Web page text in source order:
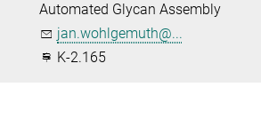
Automated Glycan Assembly
jan.wohlgemuth@...
K-2.165